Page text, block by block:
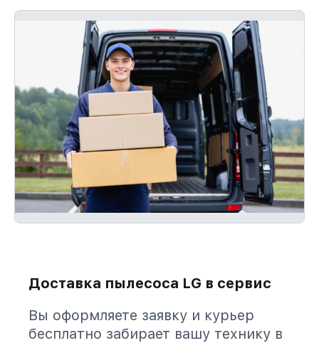
Доставка пылесоса LG в сервис
Вы оформляете заявку и курьер
бесплатно забирает вашу технику в